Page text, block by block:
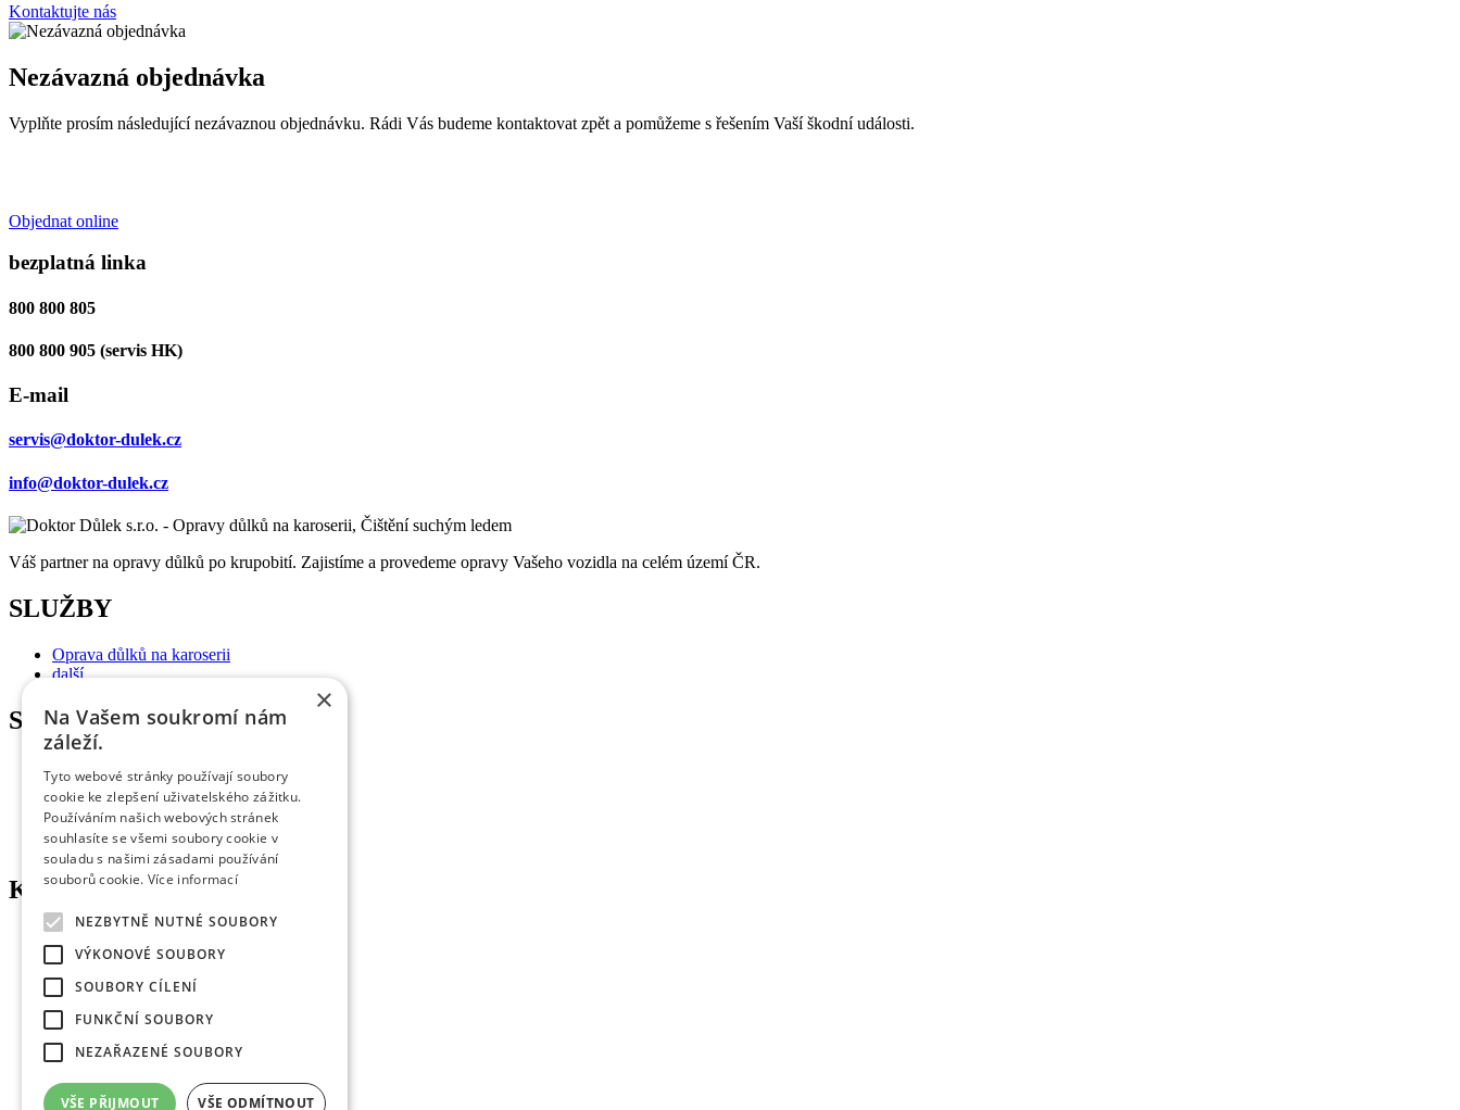
Kontaktujte nás
Nezávazná objednávka
Vyplňte prosím následující nezávaznou objednávku. Rádi Vás budeme kontaktovat zpět a pomůžeme s řešením Vaší škodní události.
Objednat online
bezplatná linka
800 800 805
800 800 905 (servis HK)
E-mail
servis@doktor-dulek.cz
info@doktor-dulek.cz
Váš partner na opravy důlků po krupobití. Zajistíme a provedeme opravy Vašeho vozidla na celém území ČR.
SLUŽBY
Oprava důlků na karoserii
další...
SERVISY
Hradec Králové
Brno
České Budějovice
další...
KDE NÁS NAJDETE
Doktor Důlek s.r.o.
Pospíšilova 1236/18a
500 03 Hradec Králové
Tel.: 800 800 805
E-mail:
Tel.: 800 800 905 (servis HK)
E-mail:info@doktor-dulek.cz
×
Na Vašem soukromí nám
záleží.
Tyto webové stránky používají soubory
cookie ke zlepšení uživatelského zážitku.
Používáním našich webových stránek
souhlasíte se všemi soubory cookie v
souladu s našimi zásadami používání
souborů cookie. Více informací
NEZBYTNĚ NUTNÉ SOUBORY
VÝKONOVÉ SOUBORY
SOUBORY CÍLENÍ
FUNKČNÍ SOUBORY
NEZAŘAZENÉ SOUBORY
VŠE PŘIJMOUT VŠE ODMÍTNOUT